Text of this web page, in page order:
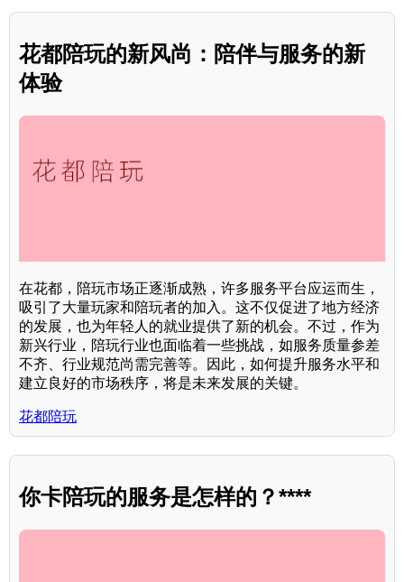
花都陪玩的新风尚：陪伴与服务的新
体验
在花都，陪玩市场正逐渐成熟，许多服务平台应运而生，
吸引了大量玩家和陪玩者的加入。这不仅促进了地方经济
的发展，也为年轻人的就业提供了新的机会。不过，作为
新兴行业，陪玩行业也面临着一些挑战，如服务质量参差
不齐、行业规范尚需完善等。因此，如何提升服务水平和
建立良好的市场秩序，将是未来发展的关键。
花都陪玩
你卡陪玩的服务是怎样的？****